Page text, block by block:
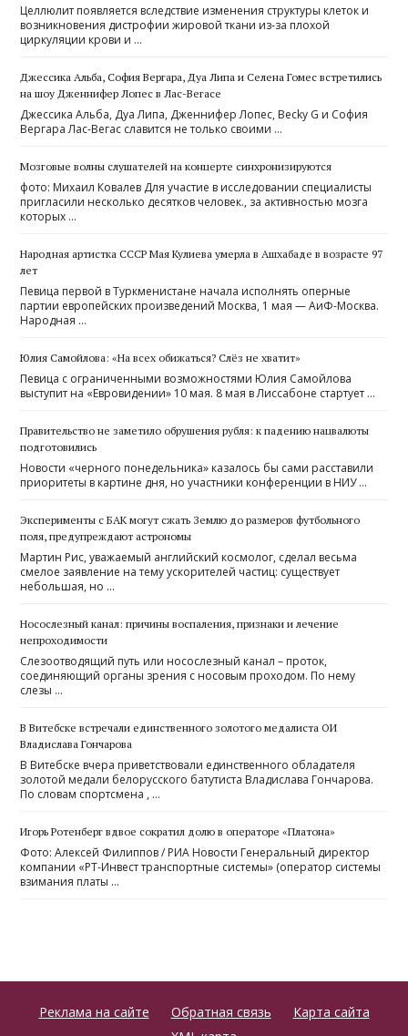
Целлюлит появляется вследствие изменения структуры клеток и
возникновения дистрофии жировой ткани из-за плохой
циркуляции крови и …
Джессика Альба, София Вергара, Дуа Липа и Селена Гомес встретились
на шоу Дженнифер Лопес в Лас-Вегасе
Джессика Альба, Дуа Липа, Дженнифер Лопес, Becky G и София
Вергара Лас-Вегас славится не только своими …
Мозговые волны слушателей на концерте синхронизируются
фото: Михаил Ковалев Для участие в исследовании специалисты
пригласили несколько десятков человек., за активностью мозга
которых …
Народная артистка СССР Мая Кулиева умерла в Ашхабаде в возрасте 97
лет
Певица первой в Туркменистане начала исполнять оперные
партии европейских произведений Моcква, 1 мая — АиФ-Москва.
Народная …
Юлия Самойлова: «На всех обижаться? Слёз не хватит»
Певица с ограниченными возможностями Юлия Самойлова
выступит на «Евровидении» 10 мая. 8 мая в Лиссабоне стартует …
Правительство не заметило обрушения рубля: к падению нацвалюты
подготовились
Новости «черного понедельника» казалось бы сами расставили
приоритеты в картине дня, но участники конференции в НИУ …
Эксперименты с БАК могут сжать Землю до размеров футбольного
поля, предупреждают астрономы
Мартин Рис, уважаемый английский космолог, сделал весьма
смелое заявление на тему ускорителей частиц: существует
небольшая, но …
Носослезный канал: причины воспаления, признаки и лечение
непроходимости
Слезоотводящий путь или носослезный канал – проток,
соединяющий органы зрения с носовым проходом. По нему
слезы …
В Витебске встречали единственного золотого медалиста ОИ
Владислава Гончарова
В Витебске вчера приветствовали единственного обладателя
золотой медали белорусского батутиста Владислава Гончарова.
По словам спортсмена , …
Игорь Ротенберг вдвое сократил долю в операторе «Платона»
Фото: Алексей Филиппов / РИА Новости Генеральный директор
компании «РТ-Инвест транспортные системы» (оператор системы
взимания платы …
Реклама на сайте Обратная связь
Карта сайта